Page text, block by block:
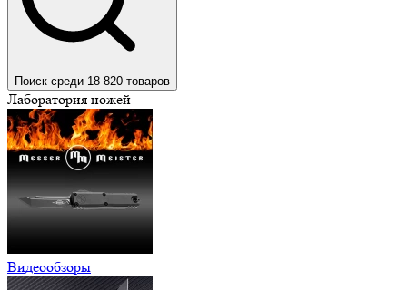
Поиск среди 18 820 товаров
Лаборатория ножей
Видеообзоры